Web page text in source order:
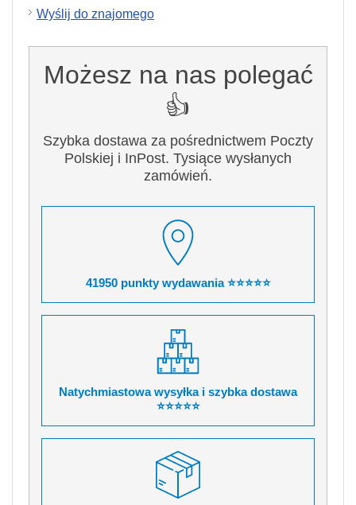
Wyślij do znajomego
Możesz na nas polegać
👍
Szybka dostawa za pośrednictwem Poczty
Polskiej i InPost. Tysiące wysłanych
zamówień.
41950 punkty wydawania ⭐⭐⭐⭐⭐
Natychmiastowa wysyłka i szybka dostawa
⭐⭐⭐⭐⭐